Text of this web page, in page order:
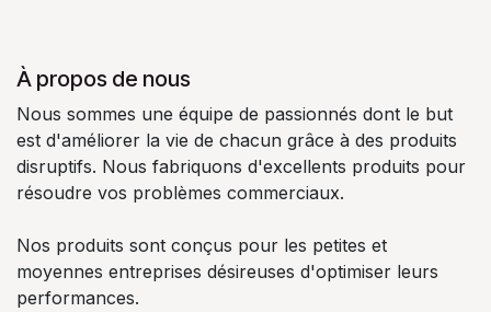
À propos de nous
Nous sommes une équipe de passionnés dont le but
est d'améliorer la vie de chacun grâce à des produits
disruptifs. Nous fabriquons d'excellents produits pour
résoudre vos problèmes commerciaux.
Nos produits sont conçus pour les petites et
moyennes entreprises désireuses d'optimiser leurs
performances.